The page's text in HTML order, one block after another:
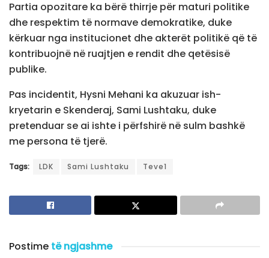
Partia opozitare ka bërë thirrje për maturi politike
dhe respektim të normave demokratike, duke
kërkuar nga institucionet dhe akterët politikë që të
kontribuojnë në ruajtjen e rendit dhe qetësisë
publike.
Pas incidentit, Hysni Mehani ka akuzuar ish-
kryetarin e Skenderaj, Sami Lushtaku, duke
pretenduar se ai ishte i përfshirë në sulm bashkë
me persona të tjerë.
Tags: LDK Sami Lushtaku Teve1
Postime të ngjashme